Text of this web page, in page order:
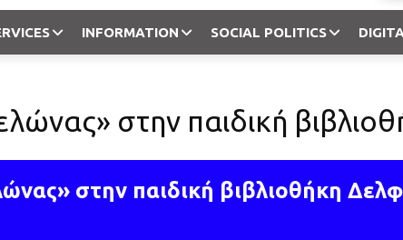
INFORMATION SOCIAL POLITICS
στην παιδική
στην παιδική βιβλιοθήκη